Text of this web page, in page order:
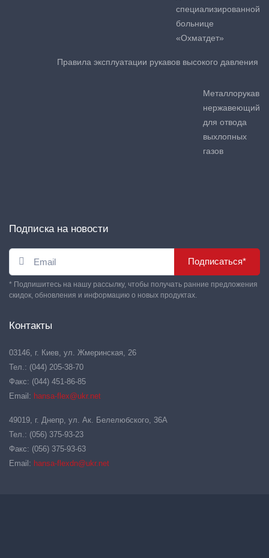
специализированной
больнице
«Охматдет»
Правила эксплуатации рукавов высокого давления
Металлорукав
нержавеющий
для отвода
выхлопных
газов
Подписка на новости
Подписаться*
* Подпишитесь на нашу рассылку, чтобы получать ранние предложения
скидок, обновления и информацию о новых продуктах.
Контакты
03146, г. Киев, ул. Жмеринская, 26
Тел.: (044) 205-38-70
Факс: (044) 451-86-85
Email: hansa-flex@ukr.net
49019, г. Днепр, ул. Ак. Белелюбского, 36А
Тел.: (056) 375-93-23
Факс: (056) 375-93-63
Email: hansa-flexdn@ukr.net